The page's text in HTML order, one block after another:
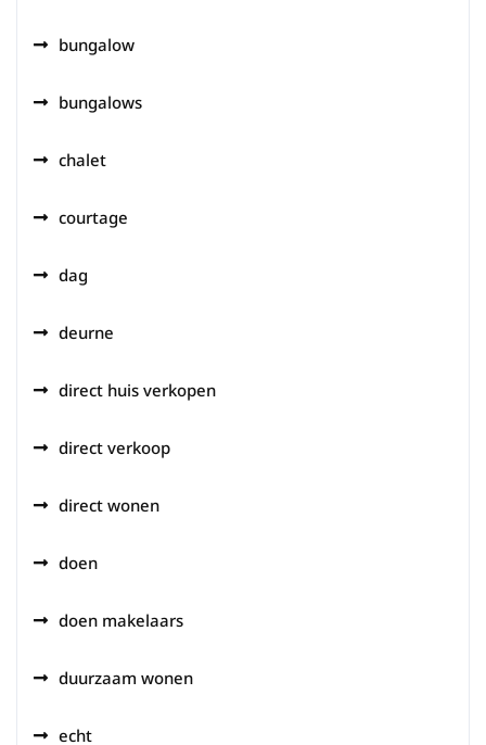
bungalow
bungalows
chalet
courtage
dag
deurne
direct huis verkopen
direct verkoop
direct wonen
doen
doen makelaars
duurzaam wonen
echt